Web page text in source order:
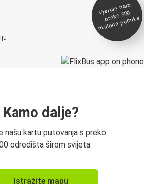
Vjeruje na
m
preko 500
miliona putnika
Kamo dalje?
našu kartu putovanja s preko
odredišta širom svijeta.
Istražite mapu